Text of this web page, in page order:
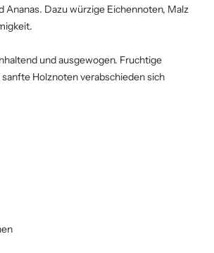
Ananas. Dazu würzige Eichennoten, Malz
und ausgewogen. Fruchtige
sanfte Holznoten verabschieden sich